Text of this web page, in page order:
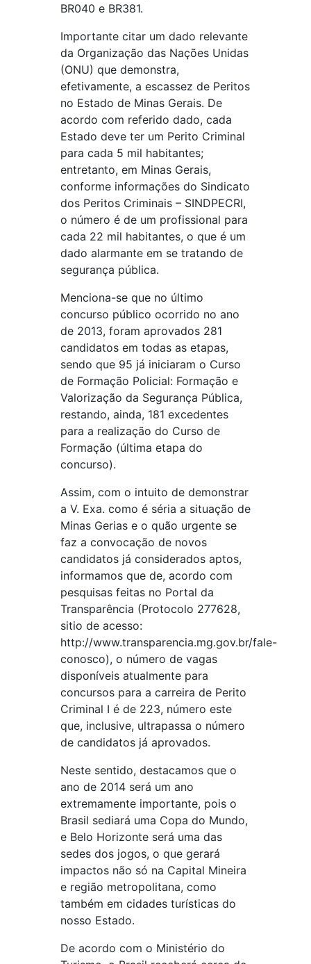
BR040 e BR381.
Importante citar um dado relevante
da Organização das Nações Unidas
(ONU) que demonstra,
efetivamente, a escassez de Peritos
no Estado de Minas Gerais. De
acordo com referido dado, cada
Estado deve ter um Perito Criminal
para cada 5 mil habitantes;
entretanto, em Minas Gerais,
conforme informações do Sindicato
dos Peritos Criminais – SINDPECRI,
o número é de um profissional para
cada 22 mil habitantes, o que é um
dado alarmante em se tratando de
segurança pública.
Menciona-se que no último
concurso público ocorrido no ano
de 2013, foram aprovados 281
candidatos em todas as etapas,
sendo que 95 já iniciaram o Curso
de Formação Policial: Formação e
Valorização da Segurança Pública,
restando, ainda, 181 excedentes
para a realização do Curso de
Formação (última etapa do
concurso).
Assim, com o intuito de demonstrar
a V. Exa. como é séria a situação de
Minas Gerias e o quão urgente se
faz a convocação de novos
candidatos já considerados aptos,
informamos que de, acordo com
pesquisas feitas no Portal da
Transparência (Protocolo 277628,
sitio de acesso:
http://www.transparencia.mg.gov.br/fale-
conosco), o número de vagas
disponíveis atualmente para
concursos para a carreira de Perito
Criminal I é de 223, número este
que, inclusive, ultrapassa o número
de candidatos já aprovados.
Neste sentido, destacamos que o
ano de 2014 será um ano
extremamente importante, pois o
Brasil sediará uma Copa do Mundo,
e Belo Horizonte será uma das
sedes dos jogos, o que gerará
impactos não só na Capital Mineira
e região metropolitana, como
também em cidades turísticas do
nosso Estado.
De acordo com o Ministério do